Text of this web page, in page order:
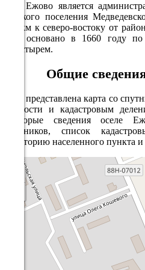
Село Ежово является
сельского поселения
19,8 км к северо-востоку от
Село основано в 1660 году
монастырем.
Общие
Ниже представлена карта со
местности и кадастровым
некоторые сведения оселе
источников, список
территорию населенного пункта